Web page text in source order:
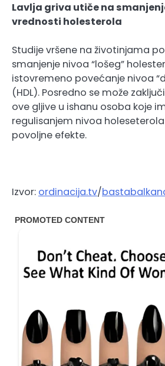
Lavlja griva utiče na
vrednosti holesterola
Studije vršene na životinjama
smanjenje nivoa “lošeg”
istovremeno povećanje nivoa
(HDL). Posredno se može
ove gljive u ishanu osoba koje
regulisanjem nivoa
povoljne efekte.
Izvor: ordinacija.tv/